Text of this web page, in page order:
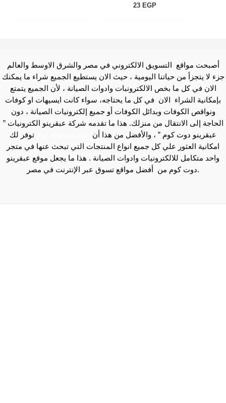
23 EGP
أصبحت مواقع التسويق الالكتروني في مصر والشرق الاوسط والعالم
جزء لا يتجزأ من حياتنا اليومية ، حيث الان يستطيع الجميع شراء ما يمكنك
الان في كل ما بخص الالكترونبات وادوات الصيانة ، لأن الجميع يتمتع
بإمكانية الشراء الان في كل ما يحتاجه، سواء كانت ايسيهات او كوفات
ونواقص الكوفات وبدائل الكوفات أو جميع إلكترونيات الصيانة ، دون
الحاجة إلى الانتقال من منزلك. هذا ما تقدمه شركة عبقرينو الكترونيات ”
عبقرينو دوت كوم ” ، والأفضل من هذا أن
توفر لك
امكانية العثور علي كل جميع انواع المنتجات التي تبحث عنها في متجر
واحد متكامل للالكترونيات وادوات الصيانة . هذا ما يجعل موقع عبقرينو
دوت كوم من أفضل مواقع تسوق عبر الإنترنت في مصر.